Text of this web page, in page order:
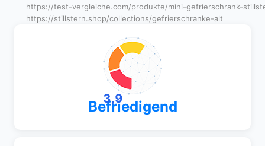
https://test-vergleiche.com/produkte/mini-gefrierschrank-
https://stillstern.shop/collections/gefrierschranke-alt
3,9
Befriedigend